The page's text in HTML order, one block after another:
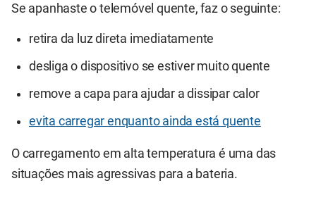
Se apanhaste o telemóvel quente, faz o seguinte:
retira da luz direta imediatamente
desliga o dispositivo se estiver muito quente
remove a capa para ajudar a dissipar calor
evita carregar enquanto ainda está quente
O carregamento em alta temperatura é uma das
situações mais agressivas para a bateria.